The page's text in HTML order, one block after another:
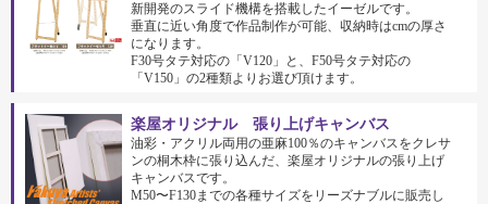
新開発のスライド機構を搭載したイーゼルです。
垂直に近い角度で作品制作が可能、収納時はcmの厚さ
になります。
F30号タテ対応の「V120」と、F50号タテ対応の
「V150」の2種類よりお選び頂けます。
楽屋オリジナル 張り上げキャンバス
油彩・アクリル両用の亜麻100％のキャンバスをクレサ
ンの桐木枠に張り込んだ、楽屋オリジナルの張り上げ
キャンバスです。
M50〜F130までの各種サイズをリーズナブルに販売し